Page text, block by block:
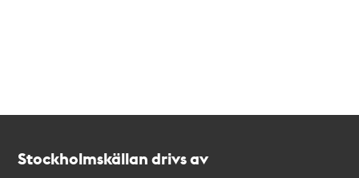
Stockholmskällan drivs av